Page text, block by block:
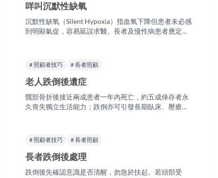
咩叫沉默性缺氧
沉默性缺氧（Silent Hypoxia）指血氧下降但患者未必感
到明顯氣促，容易延誤求醫。長者及慢性病患者應定期
999。
# 照顧者技巧 # 長者照顧
老人跌倒後遺症
髖部骨折後接近兩成患者一年內死亡，約五成倖存者永
久喪失獨立生活能力；跌倒亦可引發長期臥床、壓瘡及
# 照顧者技巧 # 長者照顧
長者跌倒後處理
跌倒後先確認意識是否清醒，勿急於扶起。若頭部受